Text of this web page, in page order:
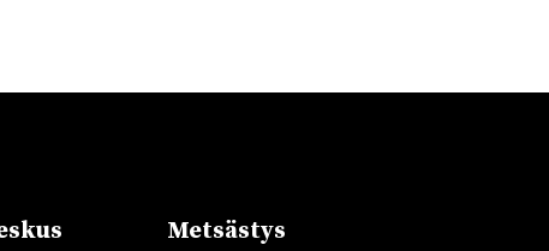
Metsästys